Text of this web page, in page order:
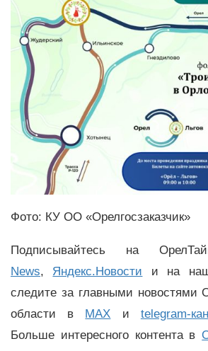
Фото: КУ ОО «Орелгосзаказчик»
Подписывайтесь на
News, Яндекс.Новости и на
следите за главными новостями
области в MAX и telegram-
Больше интересного контента в